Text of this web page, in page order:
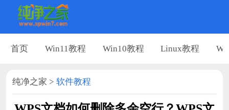
首页 Win11教程 Win10教程 Linux教程
纯净之家 > 软件教程